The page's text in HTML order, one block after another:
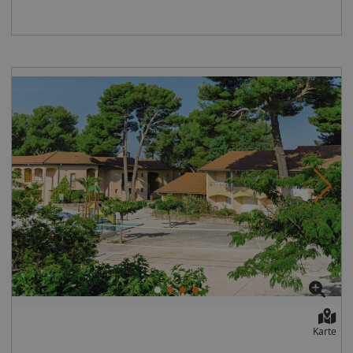
Volleyball (inklusive)sonstiges Sportangebot:
(inklusive) Wellness: Services (gegen Gebühr):
Massagen Unterhaltung: wechselndes
Aktivitätenprogramm Eingeschränkte Mobilität Bitte
beachten Sie, dass unsere Pauschalreisen im
Allgemeinen nicht für Personen mit eingeschränkter
Mobilität geeignet sind, sofern die
Produktbeschreibung hierzu keine abweichenden
Angaben enthält.Gerne lassen wir Ihnen aber auf
Verlangen genauere Informationen über eine solche
Eignung unter Berücksichtigung Ihrer Bedürfnisse
zukommen.
Einzelbetten), Schlafzimmer, TV, WLAN, Kitchenette.
Alleinnutzung (ABE) buchbar App. Typ C (A6C, ca. 57
qm), Klimaanlage, Wohn-/Schlafraum (2 Einzelbetten),
Studio (franz. Doppelbett oder 2 Einzelbetten), Schlafzi.,
TV, WLAN, Kitchenette. Bad, WC. Balkon/Terrasse. Max.
6E Essen und Trinken: Nur Übernachtung Wellness und
Fitness: Sauna, Hamam (gegen Gebühr) Sport:
Fahrradverleih, Tennisplätze, Wassersportmöglichkeiten
am Strand (örtliche Anbieter, gegen Gebühr)
Unterhaltung: Tagesanimation und Abendunterhaltung
für die ganze Familie (Juli/August) Minis & Maxis:
Spielplatz, Mini- und Jugendclub (4-15 Jahre) in
Juli/August Babyset (Bett, Hochstuhl, Wanne): ca. 9
Euro/Tag, max. 35 Euro/Aufenthalt Gut zu wissen:
Inklusivleistungen: Energiekosten; 1 Parkplatz/Einheit;
Karte